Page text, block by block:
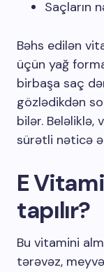
Saçların
Bəhs edilən
üçün yağ
birbaşa saç
gözlədikdən
bilər.
sürətli nəticə
E
tapılır?
Bu vitamini
tərəvəz,